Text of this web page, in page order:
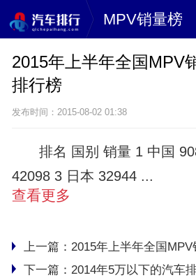
MPV销量榜
2015年上半年全国MPV
排行榜
发布时间：2015-08-02 01:38
排名 国别 销量 1 中国
42098 3 日本 32944 ...
查看更多
上一篇： 2015年上半年全国MPV销
下一篇： 2014年5万以下的汽车